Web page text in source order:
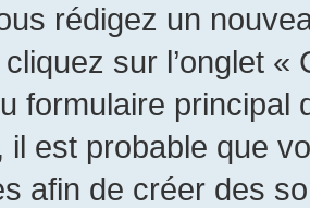
rédigez un
cliquez sur l’onglet
formulaire principal
il est probable que
afin de créer des